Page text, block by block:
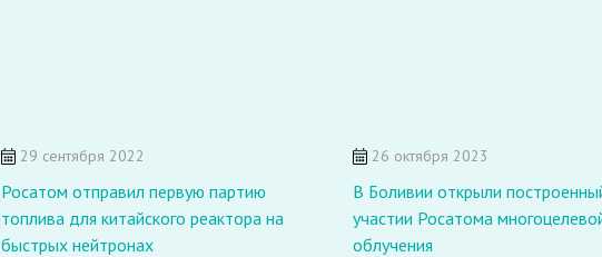
29 сентября 2022
Росатом отправил первую партию
топлива для китайского реактора на
быстрых нейтронах
26 октября 2023
В Боливии открыли
участии Росатома
облучения